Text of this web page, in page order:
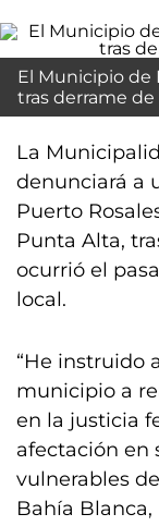
El Municipio de
tras derrame
La
denunciará a
Puerto
Punta Alta,
ocurrió el
local.
“He instruido
municipio a
en la justicia
afectación en
vulnerables
Bahía Blanca,